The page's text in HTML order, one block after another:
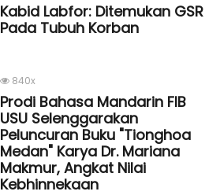
Kabid Labfor: Ditemukan GSR
Pada Tubuh Korban
840x
Prodi Bahasa Mandarin FIB
USU Selenggarakan
Peluncuran Buku "Tionghoa
Medan" Karya Dr. Mariana
Makmur, Angkat Nilai
Kebhinnekaan